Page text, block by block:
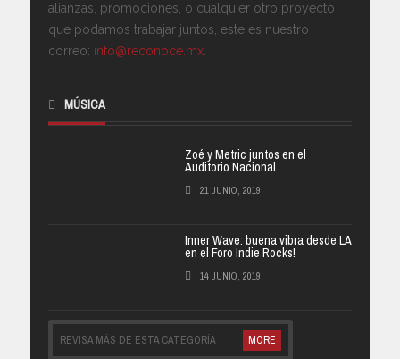
alianzas, promociones, o cualquier otro proyecto
que podamos trabajar juntos, este es nuestro
correo: info@reconoce.mx
MÚSICA
Zoé y Metric juntos en el
Auditorio Nacional
21 JUNIO, 2019
Inner Wave: buena vibra desde LA
en el Foro Indie Rocks!
14 JUNIO, 2019
REVISA MÁS DE ESTA CATEGORÍA MORE